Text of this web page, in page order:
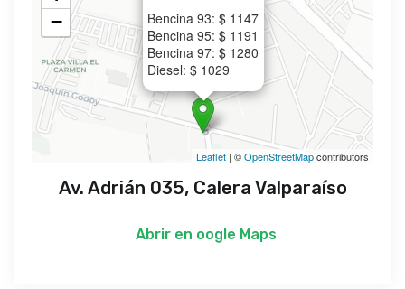
Bencina 93: $ 1147
Bencina 95: $ 1191
Bencina 97: $ 1280
Diesel: $ 1029
−
Leaflet | ©OpenStreetMapcontributors
Av. Adrián 035, Calera Valparaíso
Abrir en oogle Maps